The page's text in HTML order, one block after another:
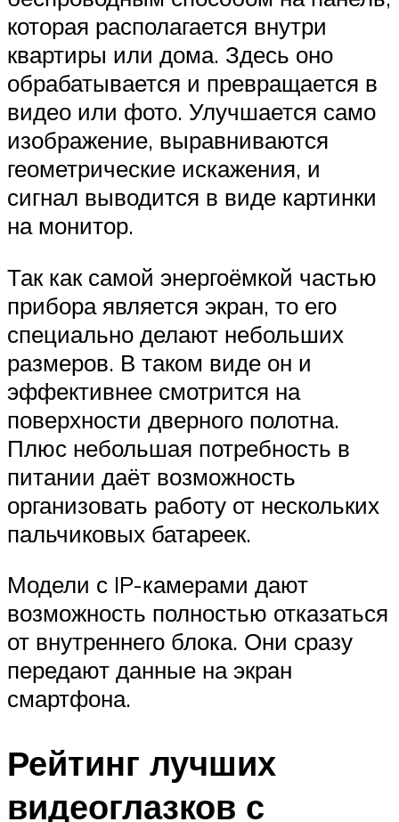
которая располагается внутри
квартиры или дома. Здесь оно
обрабатывается и превращается в
видео или фото. Улучшается само
изображение, выравниваются
геометрические искажения, и
сигнал выводится в виде картинки
на монитор.
Так как самой энергоёмкой частью
прибора является экран, то его
специально делают небольших
размеров. В таком виде он и
эффективнее смотрится на
поверхности дверного полотна.
Плюс небольшая потребность в
питании даёт возможность
организовать работу от нескольких
пальчиковых батареек.
Модели с IP-камерами дают
возможность полностью отказаться
от внутреннего блока. Они сразу
передают данные на экран
смартфона.
Рейтинг лучших
видеоглазков с